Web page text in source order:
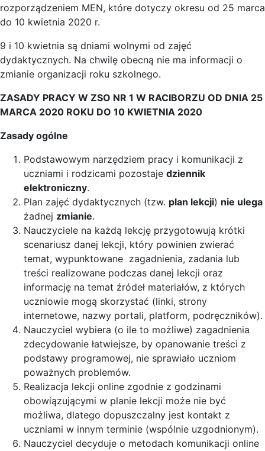
rozporządzeniem MEN, które dotyczy okresu od 25 marca
do 10 kwietnia 2020 r.
9 i 10 kwietnia są dniami wolnymi od zajęć
dydaktycznych. Na chwilę obecną nie ma informacji o
zmianie organizacji roku szkolnego.
ZASADY PRACY W ZSO NR 1 W RACIBORZU OD DNIA 25
MARCA 2020 ROKU DO 10 KWIETNIA 2020
Zasady ogólne
Podstawowym narzędziem pracy i komunikacji z
uczniami i rodzicami pozostaje dziennik
elektroniczny.
Plan zajęć dydaktycznych (tzw. plan lekcji) nie ulega
żadnej zmianie.
Nauczyciele na każdą lekcję przygotowują krótki
scenariusz danej lekcji, który powinien zwierać
temat, wypunktowane zagadnienia, zadania lub
treści realizowane podczas danej lekcji oraz
informację na temat źródeł materiałów, z których
uczniowie mogą skorzystać (linki, strony
internetowe, nazwy portali, platform, podręczników).
Nauczyciel wybiera (o ile to możliwe) zagadnienia
zdecydowanie łatwiejsze, by opanowanie treści z
podstawy programowej, nie sprawiało uczniom
poważnych problemów.
Realizacja lekcji online zgodnie z godzinami
obowiązującymi w planie lekcji może nie być
możliwa, dlatego dopuszczalny jest kontakt z
uczniami w innym terminie (wspólnie uzgodnionym).
Nauczyciel decyduje o metodach komunikacji online